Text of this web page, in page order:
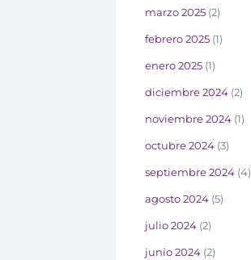
marzo 2025 (2)
febrero 2025 (1)
enero 2025 (1)
diciembre 2024 (2)
noviembre 2024 (1)
octubre 2024 (3)
septiembre 2024 (4)
agosto 2024 (5)
julio 2024 (2)
junio 2024 (2)